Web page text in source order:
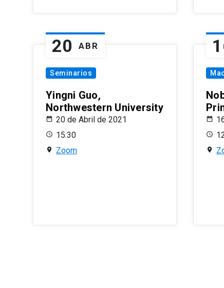
20 ABR
Seminarios
Yingni Guo,
Northwestern University
20 de Abril de 2021
15:30
Zoom